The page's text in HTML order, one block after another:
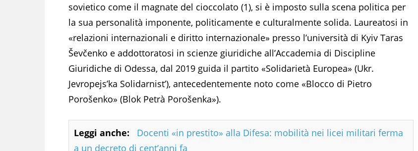
sovietico come il magnate del cioccolato (1), si è imposto sulla scena politica per
la sua personalità imponente, politicamente e culturalmente solida. Laureatosi in
«relazioni internazionali e diritto internazionale» presso l’università di Kyiv Taras
Ševčenko e addottoratosi in scienze giuridiche all’Accademia di Discipline
Giuridiche di Odessa, dal 2019 guida il partito «Solidarietà Europea» (Ukr.
Jevropejs’ka Solidarnist’), antecedentemente noto come «Blocco di Pietro
Porošenko» (Blok Petrà Porošenka»).
Leggi anche:
Docenti «in prestito» alla Difesa: mobilità nei licei militari ferma
a un decreto di cent’anni fa